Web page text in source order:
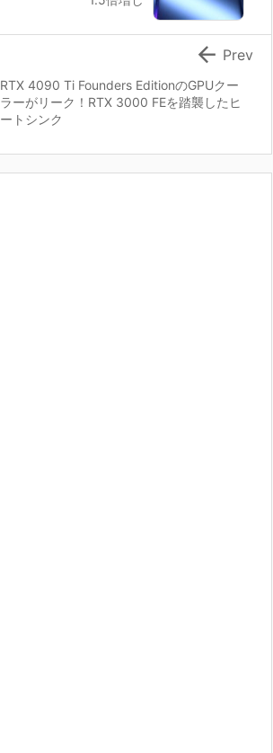
RTX 4090 Ti Founders EditionのGPUクー
ラーがリーク！RTX 3000 FEを踏襲したヒ
ートシンク
 Prev